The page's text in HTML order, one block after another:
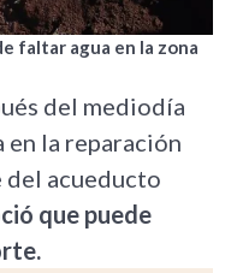
faltar agua en la zona
del mediodía
en la reparación
del acueducto
que puede